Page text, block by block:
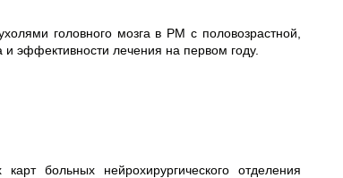
головного мозга в РМ с половозрастной,
и эффективности лечения на первом году.
больных нейрохирургического отделения